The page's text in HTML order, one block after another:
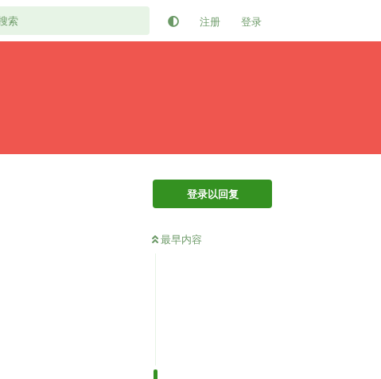
注册 登录
登录以回复
最早内容